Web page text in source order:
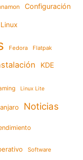
Configuración
Fedora Flatpak
KDE
Linux Lite
Noticias
Software